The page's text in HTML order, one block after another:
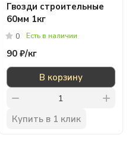
Гвозди строительные
60мм 1кг
0 Есть в наличии
90 ₽/кг
В корзину
Купить в 1 клик